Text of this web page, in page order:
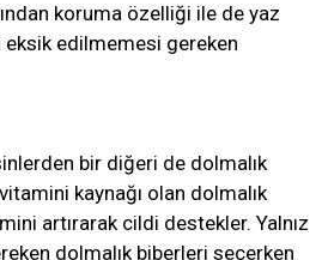
koruma özelliği ile de yaz
edilmemesi gereken
bir diğeri de dolmalık
kaynağı olan dolmalık
artırarak cildi destekler. Yalnız
dolmalık biberleri seçerken